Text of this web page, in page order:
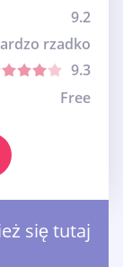
9.2
rzadko
9.3
Free
się tutaj